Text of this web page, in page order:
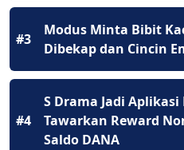
#3
Modus Minta Bibit
Dibekap dan Cincin
#4
S Drama Jadi
Tawarkan Reward
Saldo DANA